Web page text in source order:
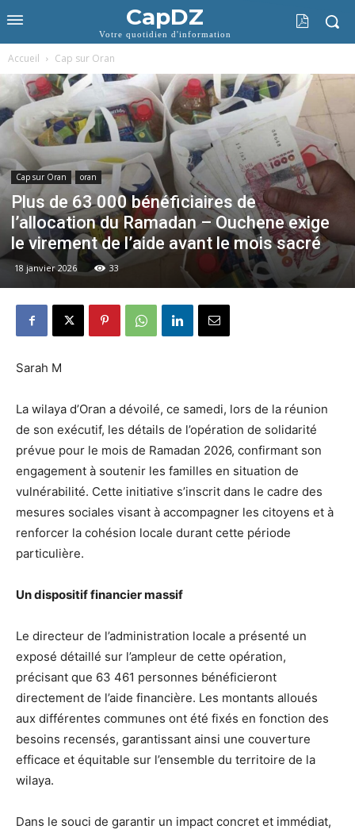
CapDZ
Votre quotidien d'information
Accueil Cap sur Oran
Cap sur Oran oran
Plus de 63 000 bénéficiaires de
l’allocation du Ramadan – Ouchene exige
le virement de l’aide avant le mois sacré
18 janvier 2026 33
Sarah M
La wilaya d’Oran a dévoilé, ce samedi, lors de la réunion
de son exécutif, les détails de l’opération de solidarité
prévue pour le mois de Ramadan 2026, confirmant son
engagement à soutenir les familles en situation de
vulnérabilité. Cette initiative s’inscrit dans le cadre des
mesures sociales visant à accompagner les citoyens et à
renforcer la cohésion locale durant cette période
particulière.
Un dispositif financier massif
Le directeur de l’administration locale a présenté un
exposé détaillé sur l’ampleur de cette opération,
précisant que 63 461 personnes bénéficieront
directement de l’aide financière. Les montants alloués
aux différentes communes ont été fixés en fonction des
besoins recensés, garantissant ainsi une couverture
efficace et équitable sur l’ensemble du territoire de la
wilaya.
Dans le souci de garantir un impact concret et immédiat,